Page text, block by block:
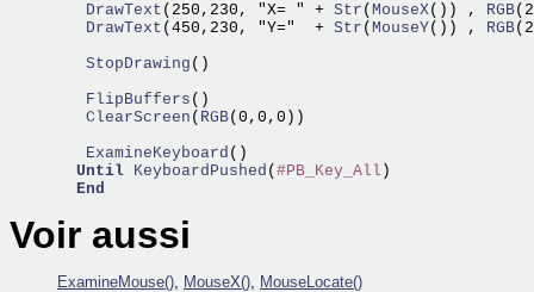
   DrawText
(250,230, "X= " + Str ( MouseX()) ,
RGB
   DrawText
(450,230, "Y="  + Str ( MouseY()) , RGB
   StopDrawing
()
   FlipBuffers
   ClearScreen
( RGB(0,0,0))
   ExamineKeyboard
()
Until KeyboardPushed ( #PB_Key_All )
End
Voir aussi
ExamineMouse(), MouseX(), MouseLocate()